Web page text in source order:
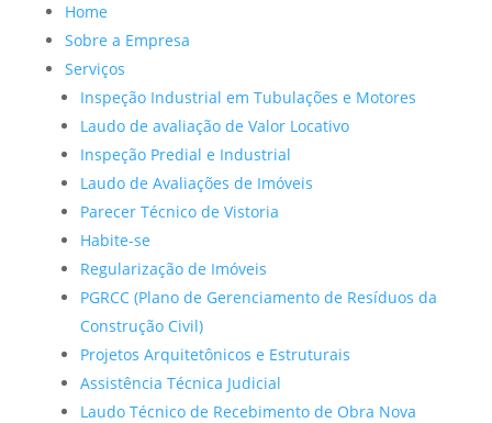
Home
Sobre a Empresa
Serviços
Inspeção Industrial em Tubulações e Motores
Laudo de avaliação de Valor Locativo
Inspeção Predial e Industrial
Laudo de Avaliações de Imóveis
Parecer Técnico de Vistoria
Habite-se
Regularização de Imóveis
PGRCC (Plano de Gerenciamento de Resíduos da
Construção Civil)
Projetos Arquitetônicos e Estruturais
Assistência Técnica Judicial
Laudo Técnico de Recebimento de Obra Nova